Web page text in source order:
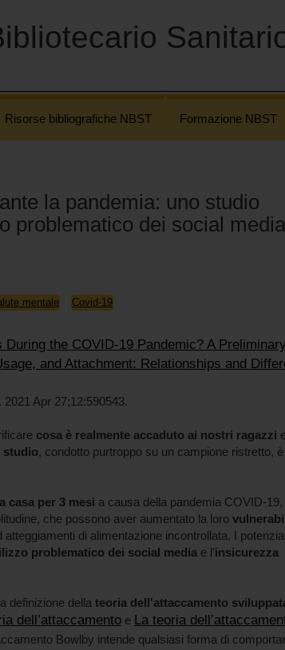
Risorse bibliografiche NBST Formazione NBST
la pandemia: uno studio
problematico dei social
mentale Covid-19
the COVID-19 Pandemic? A
and Attachment: Relationships and
Apr 27;12:590543.
cosa è realmente accaduto ai nostri ragazzi
studio, condotto purtroppo su un campione ristretto, è
casa per 3 mesi a causa della pandemia COVID-19,
che possono aver aumentato la loro
di alimentazione incontrollata. I
problematico dei social media e l'insicurezza
definizione della teoria dell'attaccamento
dell’attaccamento e La teoria
Bowlby intende qualsiasi forma di